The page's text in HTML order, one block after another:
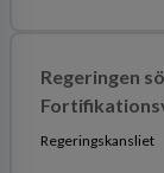
Regeringen
Regeringskansliet